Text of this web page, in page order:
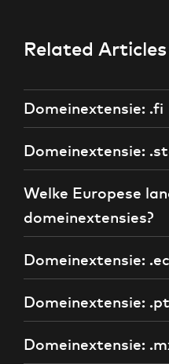
Related Articles
Domeinextensie: .fi
Domeinextensie:
Welke Europese
domeinextensies?
Domeinextensie: .ec
Domeinextensie: .pt
Domeinextensie: